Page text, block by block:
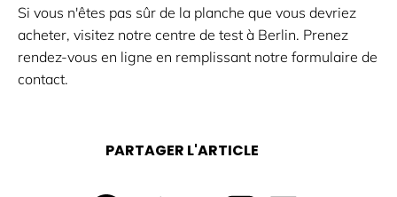
Si vous n'êtes pas sûr de la planche que vous devriez
acheter, visitez notre centre de test à Berlin. Prenez
rendez-vous en ligne en remplissant notre formulaire de
contact.
PARTAGER L'ARTICLE